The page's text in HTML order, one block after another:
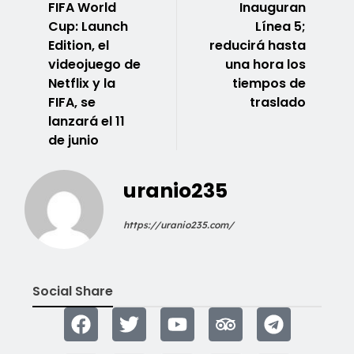
FIFA World
Cup: Launch
Edition, el
videojuego de
Netflix y la
FIFA, se
lanzará el 11
de junio
Inauguran
Línea 5;
reducirá hasta
una hora los
tiempos de
traslado
uranio235
https://uranio235.com/
Social Share